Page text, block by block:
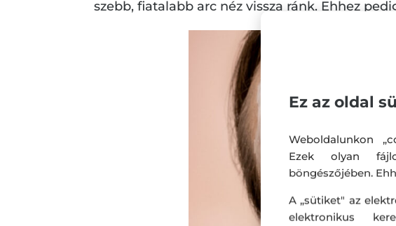
szebb, fiatalabb arc néz vissza ránk. Ehhez
Ez az oldal
Weboldalunkon
Ezek olyan
böngészőjében.
A „sütiket" az
elektronikus